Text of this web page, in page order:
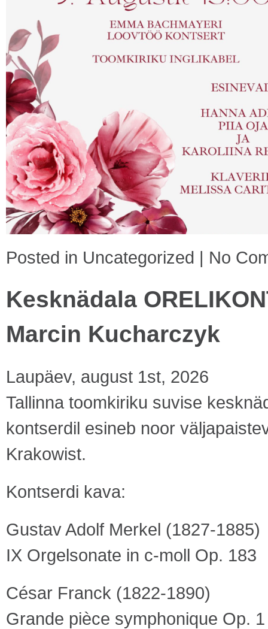
Posted in Uncategorized | No
Kesknädala
Marcin Kucharczyk
Laupäev, august 1st, 2026
Tallinna toomkiriku suvise
kontserdil esineb noor
Krakowist.
Kontserdi kava:
Gustav Adolf Merkel (1827-1885)
IX Orgelsonate in c-moll Op. 183
César Franck (1822-1890)
Grande pièce symphonique Op. 1